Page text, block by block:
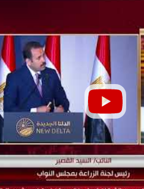
سبيل سائق أوبر والفتاة بعد
بسبب الأجرة.. والتحقيقات
حقيقة الواقعة